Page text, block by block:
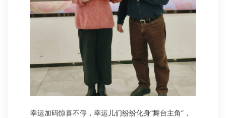
幸运加码惊喜不停，幸运儿们纷纷化身“舞台主角”，